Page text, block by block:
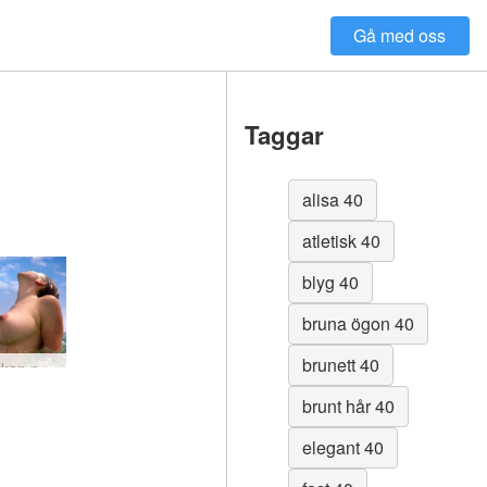
Gå med oss
Alisa naken på Ibiza
Taggar
alisa 40
atletisk 40
blyg 40
bruna ögon 40
brunett 40
brunt hår 40
elegant 40